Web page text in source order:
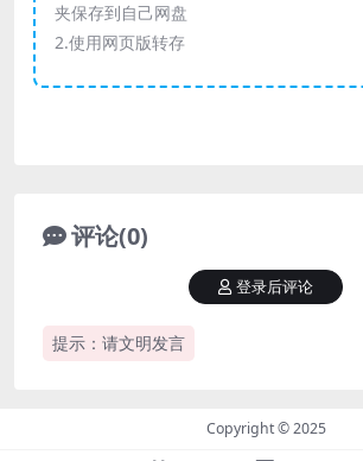
夹保存到自己网盘
2.使用网页版转存
评论(0)
提示：请文明发言
登录后评论
Copyright © 2025